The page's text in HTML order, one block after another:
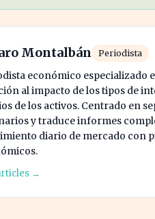
Montalbán Periodista
económico especializado
al impacto de los tipos de
de los activos. Centrado en
y traduce informes
diario de mercado con
→